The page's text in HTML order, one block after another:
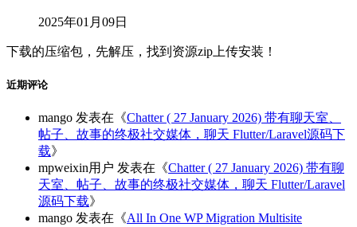
2025年01月09日
下载的压缩包，先解压，找到资源zip上传安装！
近期评论
mango 发表在《Chatter ( 27 January 2026) 带有聊天室、
帖子、故事的终极社交媒体，聊天 Flutter/Laravel源码下
载》
mpweixin用户 发表在《Chatter ( 27 January 2026) 带有聊
天室、帖子、故事的终极社交媒体，聊天 Flutter/Laravel
源码下载》
mango 发表在《All In One WP Migration Multisite